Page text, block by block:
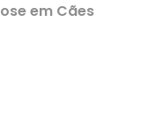
em Cães